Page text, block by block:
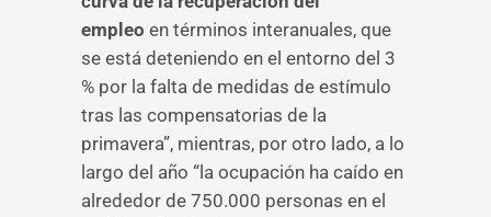
empleo en términos interanuales, que
se está deteniendo en el entorno del 3
% por la falta de medidas de estímulo
tras las compensatorias de la
primavera”, mientras, por otro lado, a lo
largo del año “la ocupación ha caído en
alrededor de 750.000 personas en el